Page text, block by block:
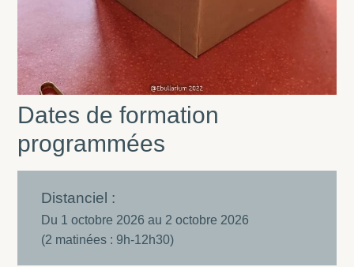
Dates de formation
programmées
Distanciel :
Du 1 octobre 2026 au 2 octobre 2026
(2 matinées : 9h-12h30)